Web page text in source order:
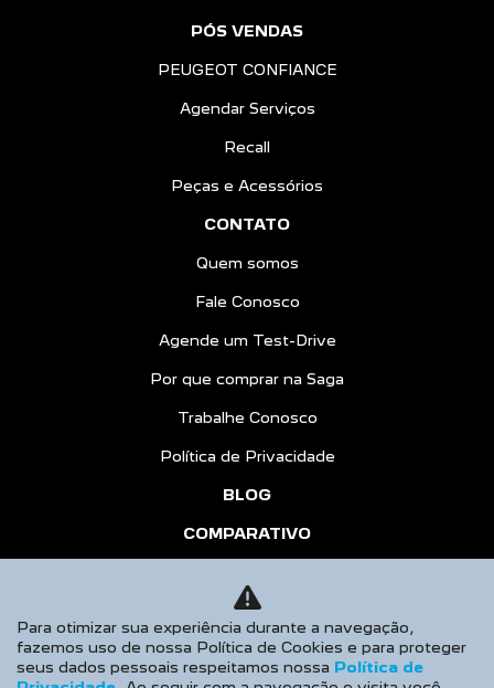
PÓS VENDAS
PEUGEOT CONFIANCE
Agendar Serviços
Recall
Peças e Acessórios
CONTATO
Quem somos
Fale Conosco
Agende um Test-Drive
Por que comprar na Saga
Trabalhe Conosco
Política de Privacidade
BLOG
COMPARATIVO
AGENDE UM TEST DRIVE
Desacelere. Seu bem maior é a vida.
Para otimizar sua experiência durante a navegação,
fazemos uso de nossa Política de Cookies e para proteger
seus dados pessoais respeitamos nossa Política de